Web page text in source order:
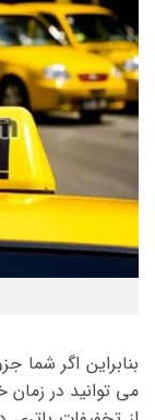
بنابراین اگر
می توانید در زمان